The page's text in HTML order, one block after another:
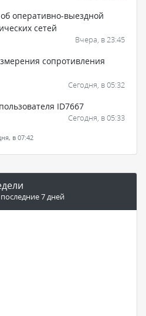
оперативно-выездной
сетей
Вчера, в 23:45
сопротивления
Сегодня, в 05:32
ID7667
Сегодня, в 05:33
в 07:42
7 дней